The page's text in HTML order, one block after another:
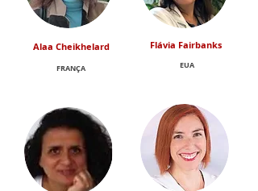
Alaa Cheikhelard
FRANÇA
Flávia Fairbanks
EUA